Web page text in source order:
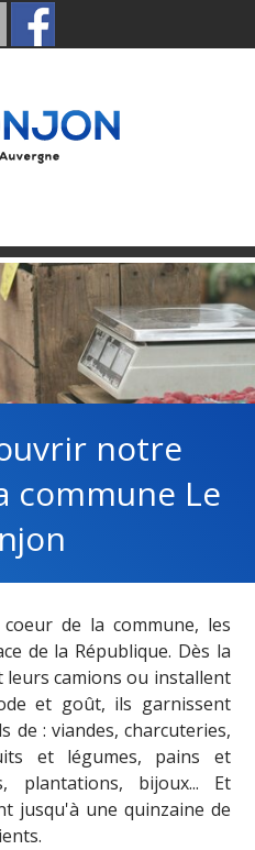
notre
commune Le
de la commune, les
de la République. Dès la
camions ou installent
et goût, ils garnissent
de : viandes, charcuteries,
et légumes, pains et
plantations, bijoux... Et
jusqu'à une quinzaine de